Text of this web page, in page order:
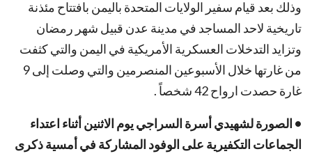
وذلك بعد قيام سفير الولايات المتحدة باليمن بافتتاح مئذنة
تاريخية لاحد المساجد في مدينة عدن قبيل شهر رمضان
وتزايد التدخلات العسكرية الأمريكية في اليمن والتي كثفت
من غارتها خلال الأسبوعين المنصرمين والتي وصلت إلى 9
غارة حصدت ارواح 42 شخصاً .
• الصورة لشهيدي أسرة السراجي يوم الاثنين أثناء اعتداء
الجماعات التكفيرية على الوفود المشاركة في أمسية ذكرى